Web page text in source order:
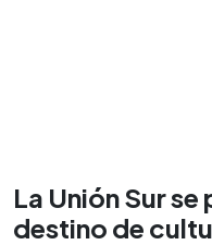
La Unión Sur
destino de